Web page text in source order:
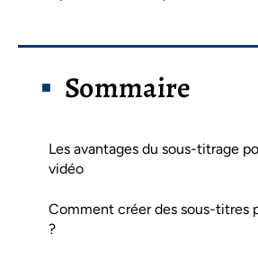
Sommaire
Les avantages du sous-titrage
vidéo
Comment créer des sous-titres
?